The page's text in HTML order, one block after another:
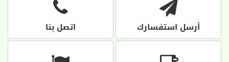
أرسل استفسارك اتصل بنا